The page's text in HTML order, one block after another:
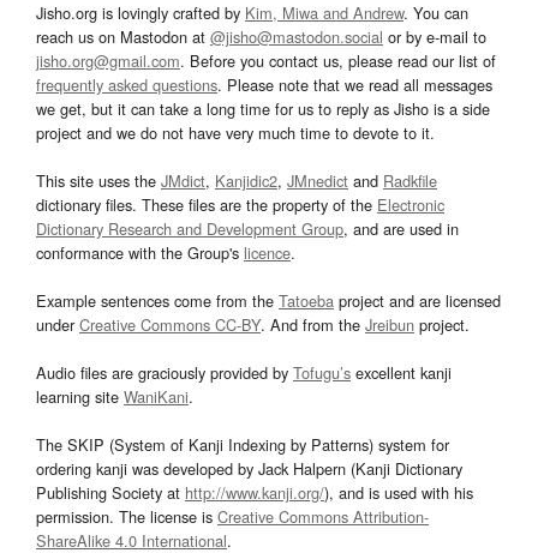
Jisho.org is lovingly crafted by Kim, Miwa and Andrew. You can
reach us on Mastodon at @jisho@mastodon.social or by e-mail to
jisho.org@gmail.com. Before you contact us, please read our list of
frequently asked questions. Please note that we read all messages
we get, but it can take a long time for us to reply as Jisho is a side
project and we do not have very much time to devote to it.
This site uses the JMdict, Kanjidic2, JMnedict and Radkfile
dictionary files. These files are the property of the Electronic
Dictionary Research and Development Group, and are used in
conformance with the Group's licence.
Example sentences come from the Tatoeba project and are licensed
underCreative Commons CC-BY. And from the Jreibun project.
Audio files are graciously provided by Tofugu’s excellent kanji
learning site WaniKani.
The SKIP (System of Kanji Indexing by Patterns) system for
ordering kanji was developed by Jack Halpern (Kanji Dictionary
Publishing Society at http://www.kanji.org/), and is used with his
permission. The license is Creative Commons Attribution-
ShareAlike 4.0 International.